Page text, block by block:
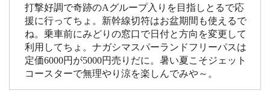
打撃好調で奇跡のAグループ入りを目指しとるで応
援に行ってちょ。新幹線切符はお盆期間も使えるで
ね。乗車前にみどりの窓口で日付と方向を変更して
利用してちょ。ナガシマスパーランドフリーパスは
定価6000円が5000円売りだに。暑い夏こそジェット
コースターで無理やり涼を楽しんでみや～。